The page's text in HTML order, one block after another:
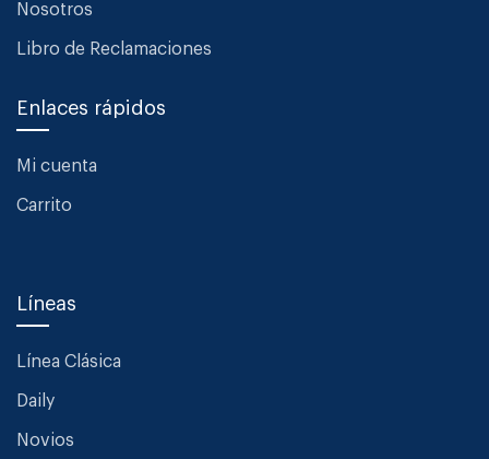
Nosotros
Libro de Reclamaciones
Enlaces rápidos
Mi cuenta
Carrito
Líneas
Línea Clásica
Daily
Novios